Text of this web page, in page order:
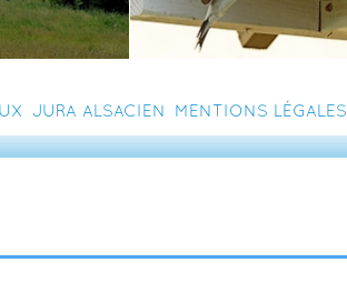
Jura Alsacien Mentions légales